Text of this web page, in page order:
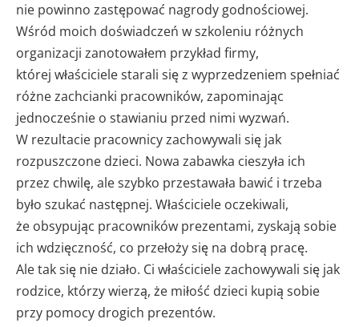
nie powinno zastępować nagrody godnościowej.
Wśród moich doświadczeń w szkoleniu różnych
organizacji zanotowałem przykład firmy,
której właściciele starali się z wyprzedzeniem spełniać
różne zachcianki pracowników, zapominając
jednocześnie o stawianiu przed nimi wyzwań.
W rezultacie pracownicy zachowywali się jak
rozpuszczone dzieci. Nowa zabawka cieszyła ich
przez chwilę, ale szybko przestawała bawić i trzeba
było szukać następnej. Właściciele oczekiwali,
że obsypując pracowników prezentami, zyskają sobie
ich wdzięczność, co przełoży się na dobrą pracę.
Ale tak się nie działo. Ci właściciele zachowywali się jak
rodzice, którzy wierzą, że miłość dzieci kupią sobie
przy pomocy drogich prezentów.